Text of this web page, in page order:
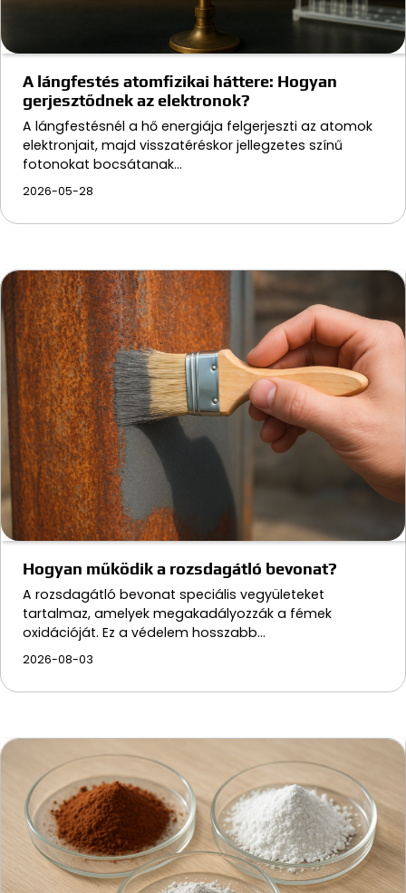
A lángfestés atomfizikai háttere: Hogyan
gerjesztődnek az elektronok?
A lángfestésnél a hő energiája felgerjeszti az atomok
elektronjait, majd visszatéréskor jellegzetes színű
fotonokat bocsátanak…
2026-05-28
Hogyan működik a rozsdagátló bevonat?
A rozsdagátló bevonat speciális vegyületeket
tartalmaz, amelyek megakadályozzák a fémek
oxidációját. Ez a védelem hosszabb…
2026-08-03